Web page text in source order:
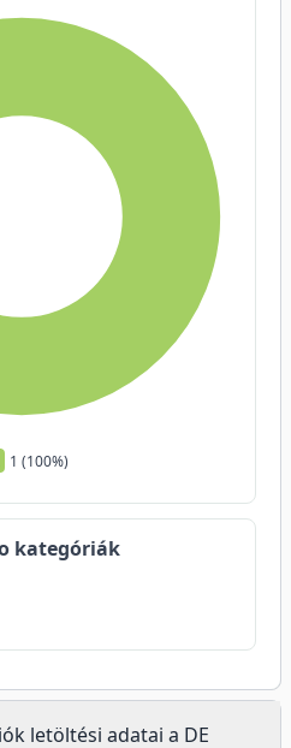
1 (100%)
kategóriák
letöltési adatai a DE